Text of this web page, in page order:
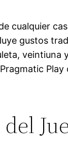
cualquier
gustos
Pragmatic